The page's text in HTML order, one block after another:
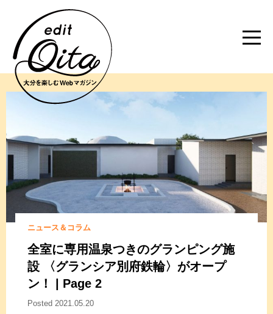
ニュース＆コラム
全室に専用温泉つきのグランピング施
設
〈グランシア別府鉄輪〉がオープ
ン！ | Page 2
Posted 2021.05.20